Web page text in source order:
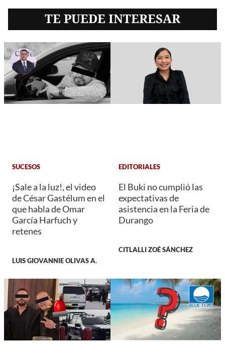
TE PUEDE INTERESAR
SUCESOS
¡Sale a la luz!, el video
de César Gastélum en el
que habla de Omar
García Harfuch y
retenes
LUIS GIOVANNIE OLIVAS A.
EDITORIALES
El Buki no cumplió las
expectativas de
asistencia en la Feria de
Durango
CITLALLI ZOÉ SÁNCHEZ